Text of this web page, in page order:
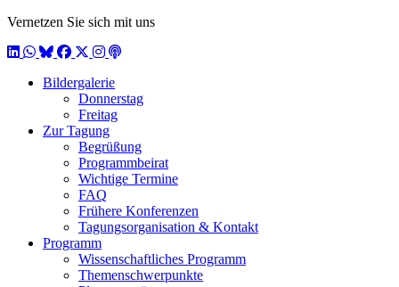
Vernetzen Sie sich mit uns
LinkedIn
WhatsApp
BlueSky
Facebook
X / Twitter
Instagram
Podcast
Bildergalerie
Donnerstag
Freitag
Zur Tagung
Begrüßung
Programmbeirat
Wichtige Termine
FAQ
Frühere Konferenzen
Tagungsorganisation & Kontakt
Programm
Wissenschaftliches Programm
Themenschwerpunkte